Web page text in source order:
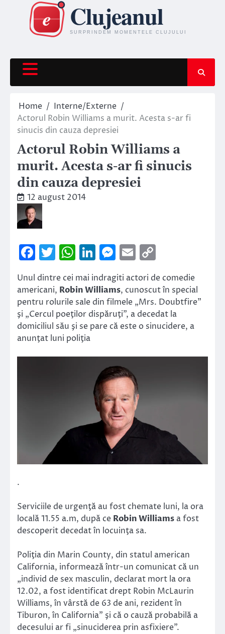
content
Home
Interne/Externe
Actorul Robin Williams a murit. Acesta s-ar fi
sinucis din cauza depresiei
Actorul Robin Williams a
murit. Acesta s-ar fi sinucis
din cauza depresiei
12 august 2014
Facebook
Twitter
WhatsApp
LinkedIn
Messenger
Email
Link
Unul dintre cei mai indragiti actori de comedie
americani, Robin Williams, cunoscut în special
pentru rolurile sale din filmele „Mrs. Doubtfire”
şi „Cercul poeţilor dispăruţi”, a decedat la
domiciliul său şi se pare că este o sinucidere, a
anunţat luni poliţia
.
Serviciile de urgenţă au fost chemate luni, la ora
locală 11.55 a.m, după ce Robin Williams a fost
descoperit decedat în locuinţa sa.
Poliţia din Marin County, din statul american
California, informează într-un comunicat că un
„individ de sex masculin, declarat mort la ora
12.02, a fost identificat drept Robin McLaurin
Williams, în vârstă de 63 de ani, rezident în
Tiburon, în California” şi că o cauză probabilă a
decesului ar fi „sinuciderea prin asfixiere”.